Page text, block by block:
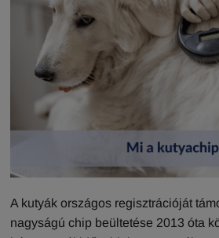
A kutyák országos regisztrációját
nagyságú chip beültetése 2013 óta